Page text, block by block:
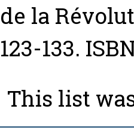
de la
123-133.
This list